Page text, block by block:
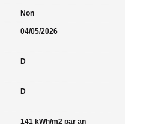
Non
04/05/2026
D
D
141 kWh/m2 par an